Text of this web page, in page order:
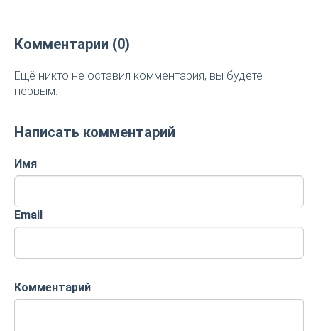
Комментарии (0)
Ещё никто не оставил комментария, вы будете
первым.
Написать комментарий
Имя
Email
Комментарий